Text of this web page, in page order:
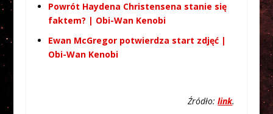
Powrót Haydena Christensena stanie się
faktem? | Obi-Wan Kenobi
Ewan McGregor potwierdza start zdjęć |
Obi-Wan Kenobi
Źródło:link.